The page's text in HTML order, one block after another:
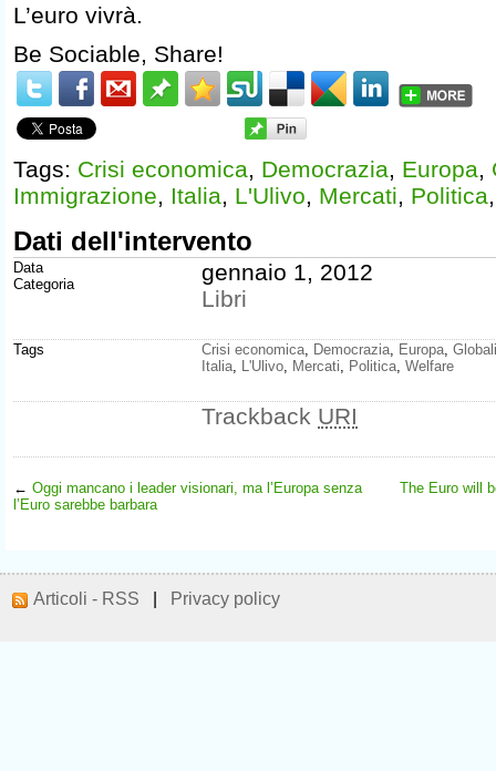
L’euro vivrà.
Be Sociable, Share!
Tags: Crisi economica, Democrazia, Europa,
Immigrazione, Italia, L'Ulivo, Mercati, Politica
Dati dell'intervento
Data
Categoria
gennaio 1, 2012
Libri
Tags Crisi economica Democrazia Europa
Italia
L'Ulivo Mercati Politica Welfare
Trackback URI
← Oggi mancano i leader visionari, ma l’Europa senza
l’Euro sarebbe barbara
The Euro will
Articoli - RSS Privacy policy